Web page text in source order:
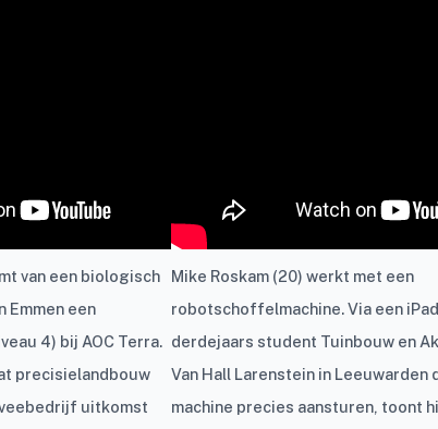
van een biologisch
Emmen een
4) bij AOC Terra.
precisielandbouw
uitkomst
Mike Roskam (20) werkt met een
robotschoffelmachine. Via een
derdejaars student Tuinbouw en
Van Hall Larenstein in Leeuwarden
machine precies aansturen, toont